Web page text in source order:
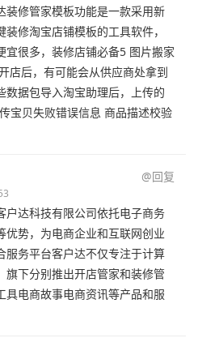
装修管家模板功能是一款采用新
修淘宝店铺模板的工具软件，
宜很多，装修店铺必备5 图片搬家
店后，有可能会从供应商处拿到
数据包导入淘宝助理后，上传的
宝贝失败错误信息 商品描述校验
@回复
户达科技有限公司依托电子商务
优势，为电商企业和互联网创业
服务平台客户达不仅专注于计算
旗下分别推出开店管家和装修管
具电商故事电商资讯等产品和服